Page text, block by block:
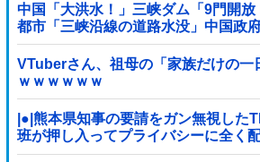
中国「大洪水！」三峡ダム「9門開放
都市「三峡沿線の道路水没」中国政
鎖！」中国ダム「緊急放流に合わせ
生」→
VTuberさん、祖母の「家族だけの一
ｗｗｗｗｗｗ
|●|熊本県知事の要請をガン無視した
班が押し入ってプライバシーに全く
を……